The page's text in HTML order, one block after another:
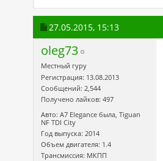
27.05.2015, 15:13
oleg73
Местный гуру
Регистрация: 13.08.2013
Сообщений: 2,544
Получено лайков: 497
Авто: A7 Elegance была, Tiguan
NF TDI City
Год выпуска: 2014
Объем двигателя: 1.4
Трансмиссия: МКПП